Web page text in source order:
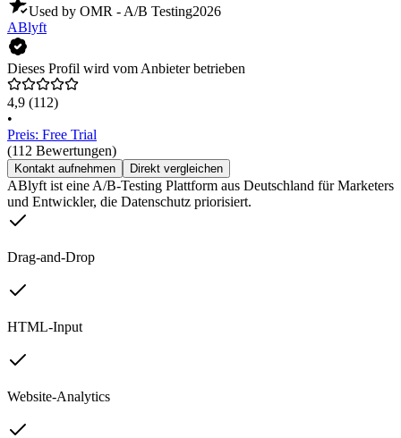
Used by OMR - A/B Testing2026
ABlyft
Dieses Profil wird vom Anbieter betrieben
4,9 (112)
•
Preis: Free Trial
(112 Bewertungen)
Kontakt aufnehmen Direkt vergleichen
ABlyft ist eine A/B-Testing Plattform aus Deutschland für Marketers
und Entwickler, die Datenschutz priorisiert.
Drag-and-Drop
HTML-Input
Website-Analytics